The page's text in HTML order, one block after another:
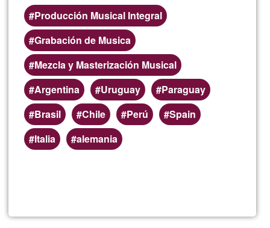
Producción Musical Integral
Grabación de Musica
Mezcla y Masterización Musical
Argentina
Uruguay
Paraguay
Brasil
Chile Perú
Spain
Italia
alemania